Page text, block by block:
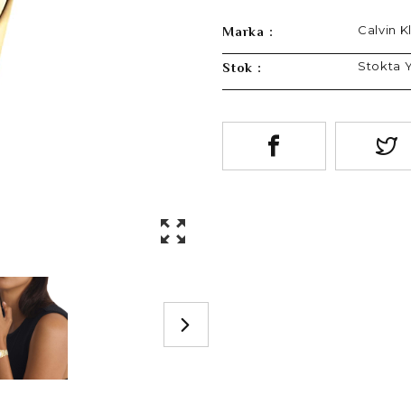
Marka : Calvin
Stok : Stokta